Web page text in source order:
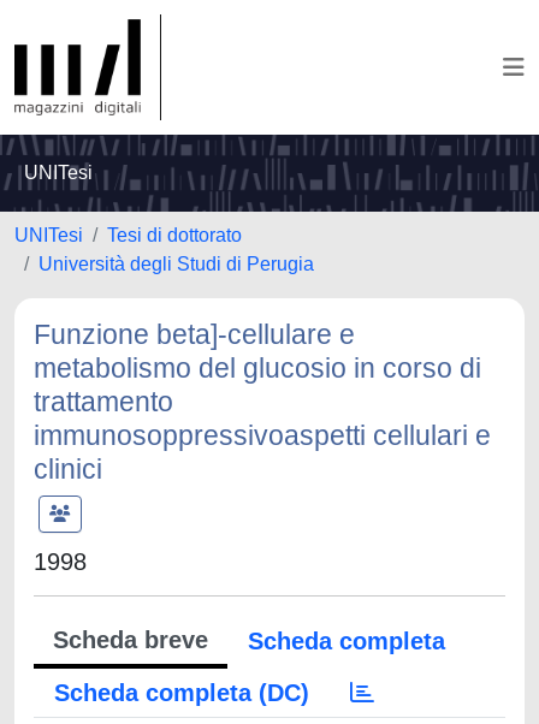
UNITesi
UNITesi
Tesi di dottorato
Università degli Studi di Perugia
Funzione beta]-cellulare e
metabolismo del glucosio in corso di
trattamento
immunosoppressivoaspetti cellulari e
clinici
1998
Scheda breve
Scheda completa
Scheda completa (DC)